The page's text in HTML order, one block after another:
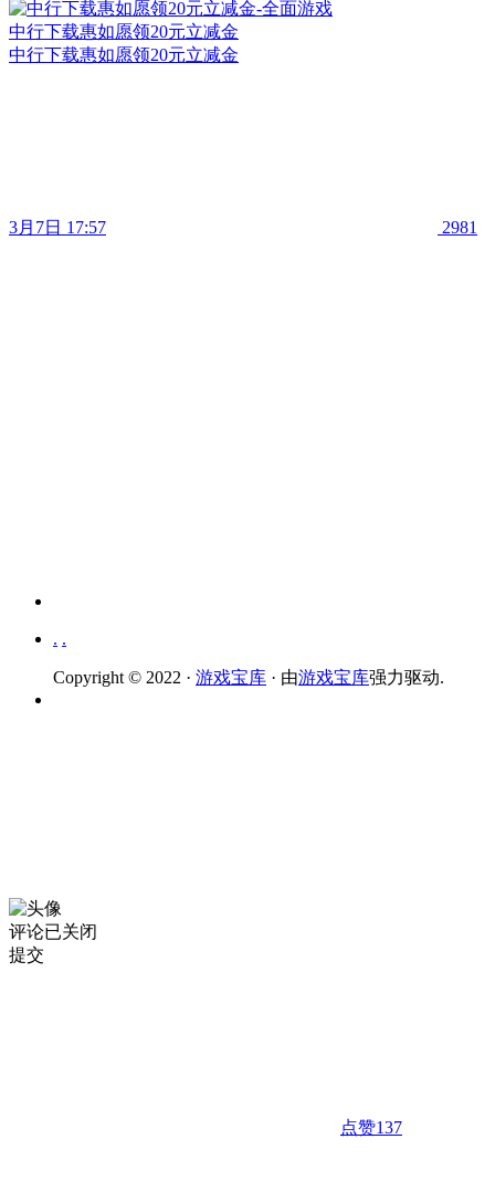
中行下载惠如愿领20元立减金
中行下载惠如愿领20元立减金
3月7日 17:57 2981
. .
Copyright © 2022 · 游戏宝库 · 由游戏宝库强力驱动.
评论已关闭
提交
点赞137